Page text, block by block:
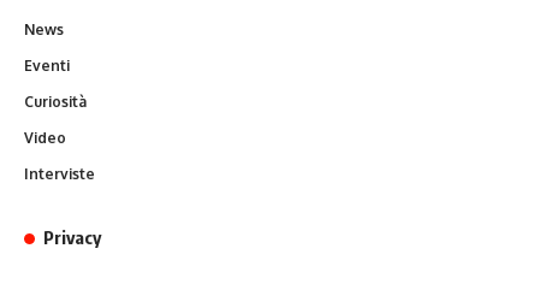
News
Eventi
Curiosità
Video
Interviste
Privacy